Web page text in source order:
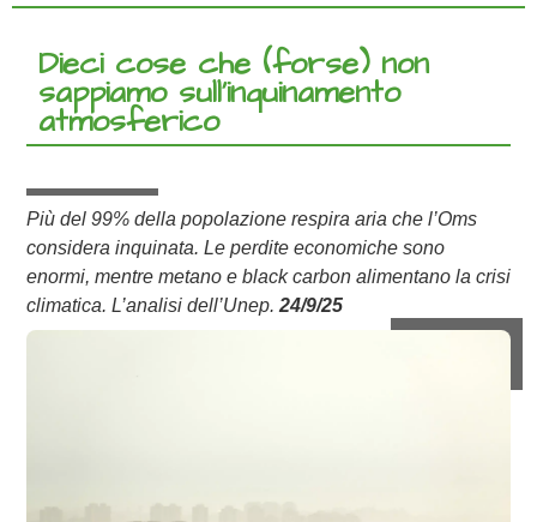
Dieci cose che (forse) non
sappiamo sull’inquinamento
atmosferico
Più del 99% della popolazione respira aria che l’Oms
considera inquinata. Le perdite economiche sono
enormi, mentre metano e black carbon alimentano la crisi
climatica. L’analisi dell’Unep. 24/9/25